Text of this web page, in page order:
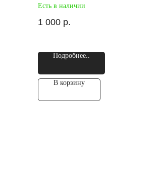
Есть в наличии
1 000 р.
Подробнее..
В корзину